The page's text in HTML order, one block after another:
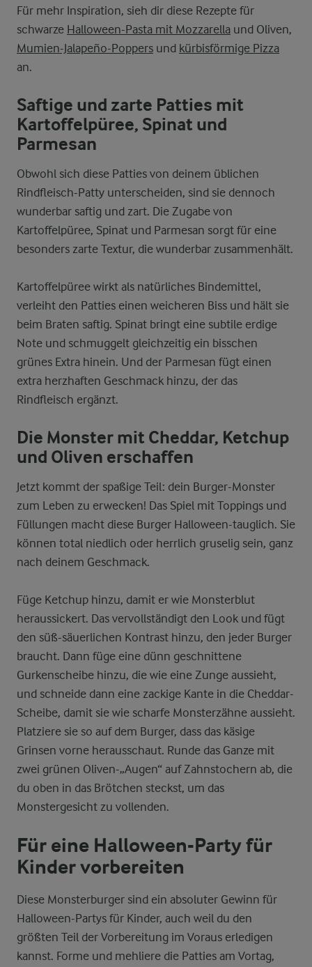
Für mehr Inspiration, sieh dir diese Rezepte für
schwarze Halloween-Pasta mit Mozzarella und Oliven,
Mumien-Jalapeño-Poppers und kürbisförmige Pizza
an.
Saftige und zarte Patties mit
Kartoffelpüree, Spinat und
Parmesan
Obwohl sich diese Patties von deinem üblichen
Rindfleisch-Patty unterscheiden, sind sie dennoch
wunderbar saftig und zart. Die Zugabe von
Kartoffelpüree, Spinat und Parmesan sorgt für eine
besonders zarte Textur, die wunderbar zusammenhält.
Kartoffelpüree wirkt als natürliches Bindemittel,
verleiht den Patties einen weicheren Biss und hält sie
beim Braten saftig. Spinat bringt eine subtile erdige
Note und schmuggelt gleichzeitig ein bisschen
grünes Extra hinein. Und der Parmesan fügt einen
extra herzhaften Geschmack hinzu, der das
Rindfleisch ergänzt.
Die Monster mit Cheddar, Ketchup
und Oliven erschaffen
Jetzt kommt der spaßige Teil: dein Burger-Monster
zum Leben zu erwecken! Das Spiel mit Toppings und
Füllungen macht diese Burger Halloween-tauglich. Sie
können total niedlich oder herrlich gruselig sein, ganz
nach deinem Geschmack.
Füge Ketchup hinzu, damit er wie Monsterblut
heraussickert. Das vervollständigt den Look und fügt
den süß-säuerlichen Kontrast hinzu, den jeder Burger
braucht. Dann füge eine dünn geschnittene
Gurkenscheibe hinzu, die wie eine Zunge aussieht,
und schneide dann eine zackige Kante in die Cheddar-
Scheibe, damit sie wie scharfe Monsterzähne aussieht.
Platziere sie so auf dem Burger, dass das käsige
Grinsen vorne herausschaut. Runde das Ganze mit
zwei grünen Oliven-„Augen“ auf Zahnstochern ab, die
du oben in das Brötchen steckst, um das
Monstergesicht zu vollenden.
Für eine Halloween-Party für
Kinder vorbereiten
Diese Monsterburger sind ein absoluter Gewinn für
Halloween-Partys für Kinder, auch weil du den
größten Teil der Vorbereitung im Voraus erledigen
kannst. Forme und mehliere die Patties am Vortag,